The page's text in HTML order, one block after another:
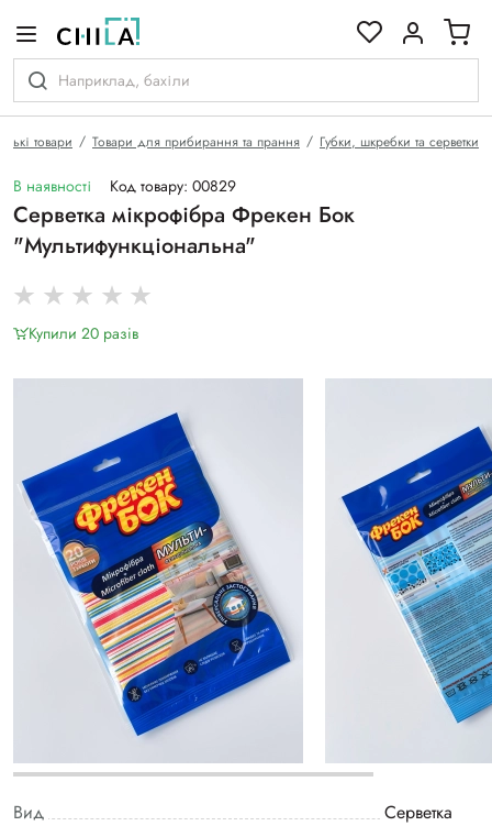
товари Товари для прибирання та прання Губки, шкребки та серветки
В наявності Код товару: 00829
Серветка мікрофібра Фрекен Бок
"Мультифункціональна"
Купили 20 разiв
Вид
Серветка
гамі